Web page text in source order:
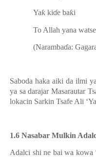
Yaƙ kiɗe baƙi
To Allah yana
(Narambaɗa:
Saboda haka aiki da ilmi ya
ya sa darajar Masarautar
lokacin Sarkin Tsafe Ali
1.6 Nasabar Mulkin
Adalci shi ne bai wa kowa